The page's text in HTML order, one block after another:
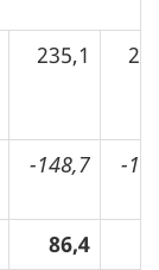
235,1
-148,7 -
86,4